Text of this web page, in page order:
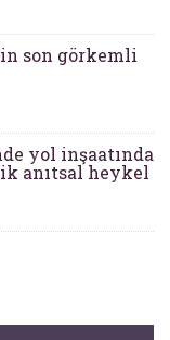
son görkemli
yol inşaatında
anıtsal heykel